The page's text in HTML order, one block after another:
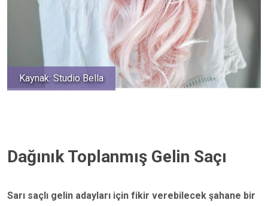
Kaynak: Studio Bella
Dağınık Toplanmış Gelin Saçı
Sarı saçlı gelin adayları için fikir verebilecek şahane bir